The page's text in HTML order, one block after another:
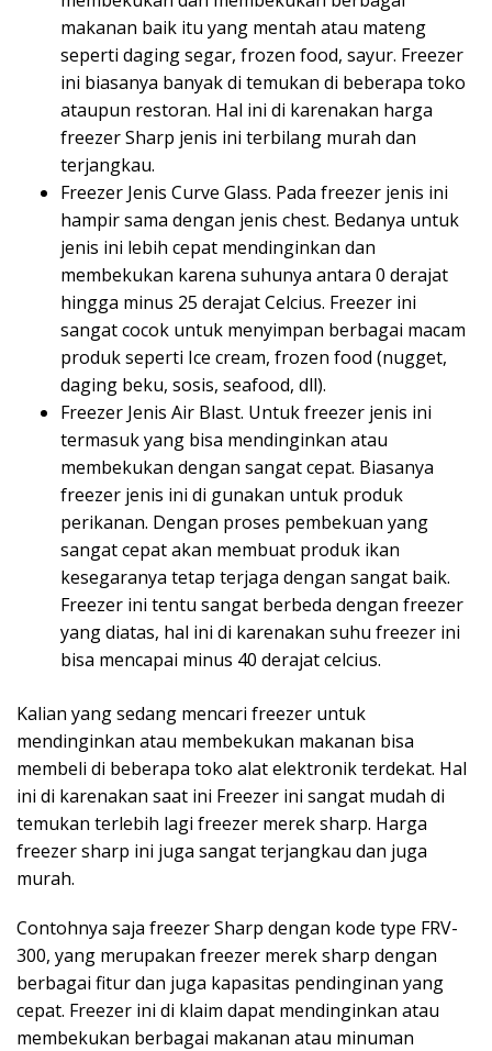
makanan baik itu yang mentah atau mateng
seperti daging segar, frozen food, sayur. Freezer
ini biasanya banyak di temukan di beberapa toko
ataupun restoran. Hal ini di karenakan harga
freezer Sharp jenis ini terbilang murah dan
terjangkau.
Freezer Jenis Curve Glass. Pada freezer jenis ini
hampir sama dengan jenis chest. Bedanya untuk
jenis ini lebih cepat mendinginkan dan
membekukan karena suhunya antara 0 derajat
hingga minus 25 derajat Celcius. Freezer ini
sangat cocok untuk menyimpan berbagai macam
produk seperti Ice cream, frozen food (nugget,
daging beku, sosis, seafood, dll).
Freezer Jenis Air Blast. Untuk freezer jenis ini
termasuk yang bisa mendinginkan atau
membekukan dengan sangat cepat. Biasanya
freezer jenis ini di gunakan untuk produk
perikanan. Dengan proses pembekuan yang
sangat cepat akan membuat produk ikan
kesegaranya tetap terjaga dengan sangat baik.
Freezer ini tentu sangat berbeda dengan freezer
yang diatas, hal ini di karenakan suhu freezer ini
bisa mencapai minus 40 derajat celcius.
Kalian yang sedang mencari freezer untuk
mendinginkan atau membekukan makanan bisa
membeli di beberapa toko alat elektronik terdekat. Hal
ini di karenakan saat ini Freezer ini sangat mudah di
temukan terlebih lagi freezer merek sharp. Harga
freezer sharp ini juga sangat terjangkau dan juga
murah.
Contohnya saja freezer Sharp dengan kode type FRV-
300, yang merupakan freezer merek sharp dengan
berbagai fitur dan juga kapasitas pendinginan yang
cepat. Freezer ini di klaim dapat mendinginkan atau
membekukan berbagai makanan atau minuman